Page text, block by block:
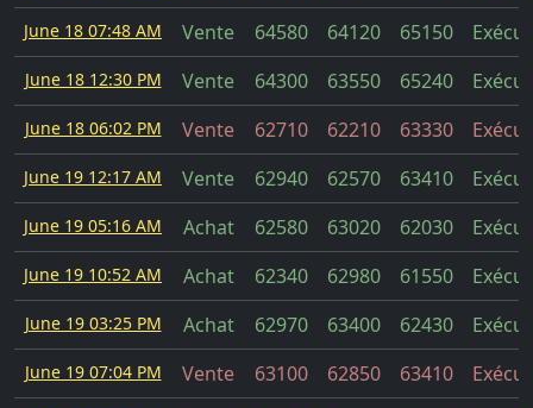
June 18 07:48 AM Vente 64580 64120 65150
June 18 12:30 PM Vente 64300 63550 65240
June 18 06:02 PM Vente 62710 62210 63330
June 19 12:17 AM Vente 62940 62570 63410
June 19 05:16 AM Achat 62580 63020 62030
June 19 10:52 AM Achat 62340 62980 61550
June 19 03:25 PM Achat 62970 63400 62430
June 19 07:04 PM Vente 63100 62850 63410